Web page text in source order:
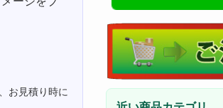
お見積り時に